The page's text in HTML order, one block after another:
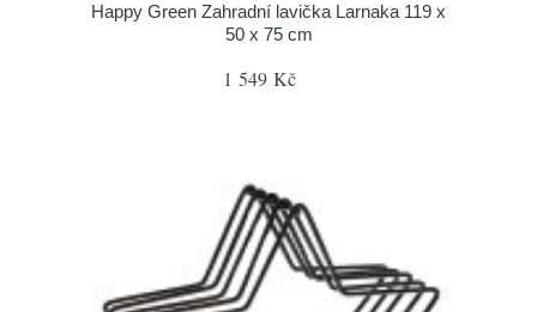
Happy Green Zahradní lavička Larnaka 119 x
50 x 75 cm
1 549 Kč